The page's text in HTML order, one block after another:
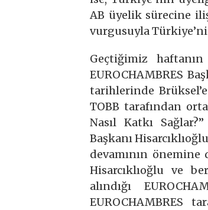
AB üyelik sürecine
vurgusuyla
Geçtiğimiz
EUROCHAMBRES
tarihlerinde
TOBB tarafından
Nasıl Katkı
Başkanı
devamının önemine
Hisarcıklıoğlu ve
alındığı
EUROCHAMBRES